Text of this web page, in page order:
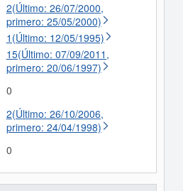
2(Último: 26/07/2000,
primero: 25/05/2000)
1(Último: 12/05/1995)
15(Último: 07/09/2011,
primero: 20/06/1997)
0
2(Último: 26/10/2006,
primero: 24/04/1998)
0